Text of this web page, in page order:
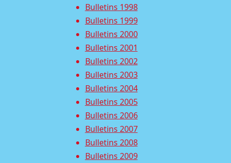
Bulletins 1998
Bulletins 1999
Bulletins 2000
Bulletins 2001
Bulletins 2002
Bulletins 2003
Bulletins 2004
Bulletins 2005
Bulletins 2006
Bulletins 2007
Bulletins 2008
Bulletins 2009